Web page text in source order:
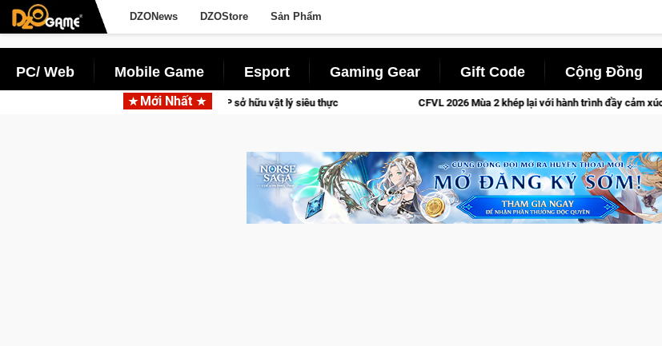
DZONews DZOStore Sản Phẩm
PC/ Web Mobile Game Esport Gaming Gear Gift Code Cộng Đồng
Mới Nhất
đua xe mô tô PvP sở hữu vật lý siêu thực CFVL 2026 Mùa 2 khép lại với hành trình đầy cảm xúc, Team Falcons lên ngôi vô địch